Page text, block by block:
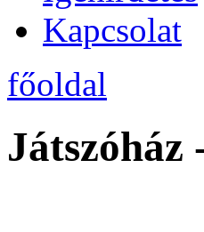
Kapcsolat
főoldal
Játszóház